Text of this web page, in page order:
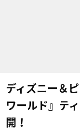
ディズニー＆
ワールド』テ
開！